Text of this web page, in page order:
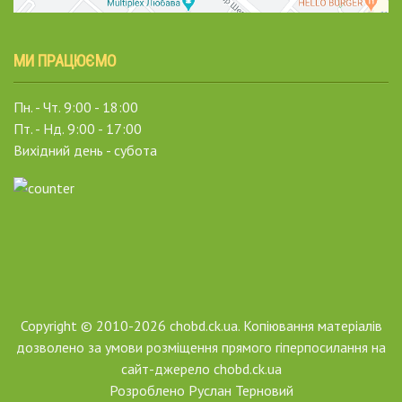
МИ ПРАЦЮЄМО
Пн. - Чт. 9:00 - 18:00
Пт. - Нд. 9:00 - 17:00
Вихідний день - субота
Copyright © 2010-2026 chobd.ck.ua. Копіювання матеріалів
дозволено за умови розміщення прямого гіперпосилання на
сайт-джерело chobd.ck.ua
Розроблено Руслан Терновий